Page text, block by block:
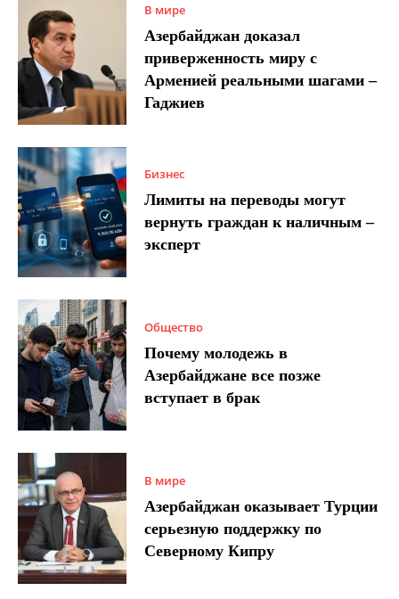
В мире
Азербайджан доказал
приверженность миру с
Арменией реальными шагами –
Гаджиев
Бизнес
Лимиты на переводы могут
вернуть граждан к наличным –
эксперт
Общество
Почему молодежь в
Азербайджане все позже
вступает в брак
В мире
Азербайджан оказывает Турции
серьезную поддержку по
Северному Кипру